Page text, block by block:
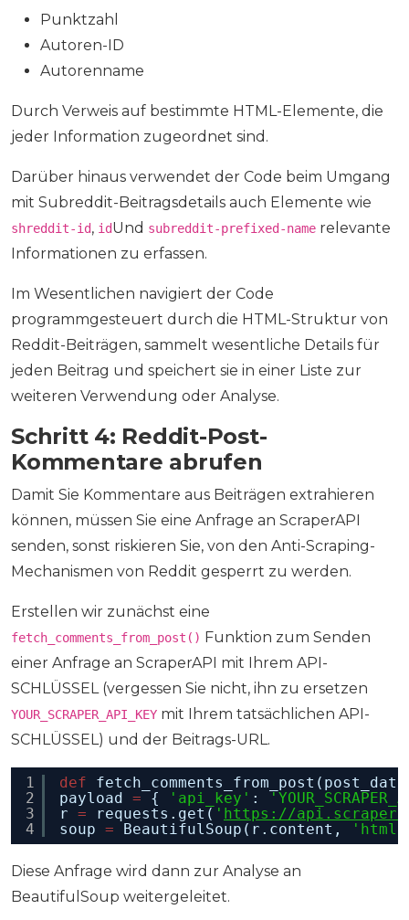
Punktzahl
Autoren-ID
Autorenname
Durch Verweis auf bestimmte HTML-Elemente, die
jeder Information zugeordnet sind.
Darüber hinaus verwendet der Code beim Umgang
mit Subreddit-Beitragsdetails auch Elemente wie
shreddit-id, idUnd subreddit-prefixed-name relevante
Informationen zu erfassen.
Im Wesentlichen navigiert der Code
programmgesteuert durch die HTML-Struktur von
Reddit-Beiträgen, sammelt wesentliche Details für
jeden Beitrag und speichert sie in einer Liste zur
weiteren Verwendung oder Analyse.
Schritt 4: Reddit-Post-
Kommentare abrufen
Damit Sie Kommentare aus Beiträgen extrahieren
können, müssen Sie eine Anfrage an ScraperAPI
senden, sonst riskieren Sie, von den Anti-Scraping-
Mechanismen von Reddit gesperrt zu werden.
Erstellen wir zunächst eine
fetch_comments_from_post() Funktion zum Senden
einer Anfrage an ScraperAPI mit Ihrem API-
SCHLÜSSEL (vergessen Sie nicht, ihn zu ersetzen
YOUR_SCRAPER_API_KEY mit Ihrem tatsächlichen API-
SCHLÜSSEL) und der Beitrags-URL.
1
2
3
4
def
payload = { 'api_key' :
r = requests.get( ' https://
soup = BeautifulSoup(r.content,
Diese Anfrage wird dann zur Analyse an
BeautifulSoup weitergeleitet.